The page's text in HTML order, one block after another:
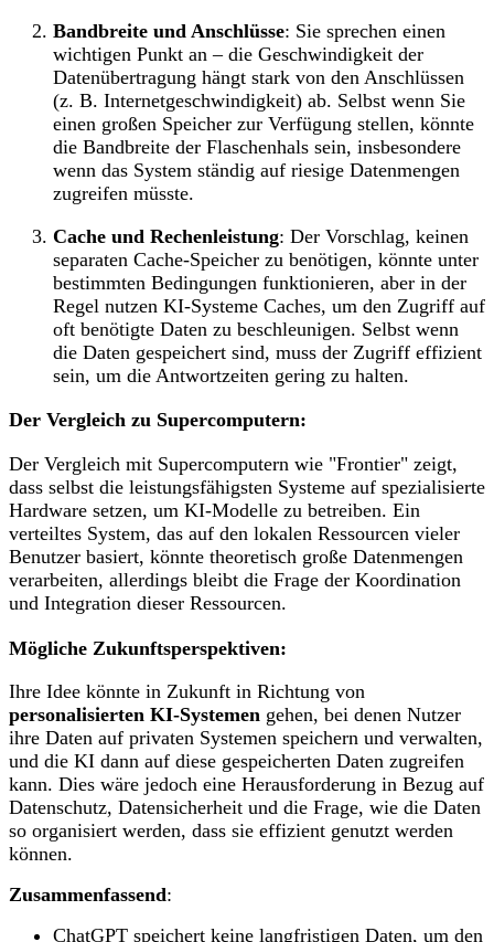
Bandbreite und Anschlüsse: Sie sprechen einen
wichtigen Punkt an – die Geschwindigkeit der
Datenübertragung hängt stark von den Anschlüssen
(z. B. Internetgeschwindigkeit) ab. Selbst wenn Sie
einen großen Speicher zur Verfügung stellen, könnte
die Bandbreite der Flaschenhals sein, insbesondere
wenn das System ständig auf riesige Datenmengen
zugreifen müsste.
Cache und Rechenleistung: Der Vorschlag, keinen
separaten Cache-Speicher zu benötigen, könnte unter
bestimmten Bedingungen funktionieren, aber in der
Regel nutzen KI-Systeme Caches, um den Zugriff auf
oft benötigte Daten zu beschleunigen. Selbst wenn
die Daten gespeichert sind, muss der Zugriff effizient
sein, um die Antwortzeiten gering zu halten.
Der Vergleich zu Supercomputern:
Der Vergleich mit Supercomputern wie "Frontier" zeigt,
dass selbst die leistungsfähigsten Systeme auf spezialisierte
Hardware setzen, um KI-Modelle zu betreiben. Ein
verteiltes System, das auf den lokalen Ressourcen vieler
Benutzer basiert, könnte theoretisch große Datenmengen
verarbeiten, allerdings bleibt die Frage der Koordination
und Integration dieser Ressourcen.
Mögliche Zukunftsperspektiven:
Ihre Idee könnte in Zukunft in Richtung von
personalisierten KI-Systemen gehen, bei denen Nutzer
ihre Daten auf privaten Systemen speichern und verwalten,
und die KI dann auf diese gespeicherten Daten zugreifen
kann. Dies wäre jedoch eine Herausforderung in Bezug auf
Datenschutz, Datensicherheit und die Frage, wie die Daten
so organisiert werden, dass sie effizient genutzt werden
können.
Zusammenfassend:
ChatGPT speichert keine langfristigen Daten, um den